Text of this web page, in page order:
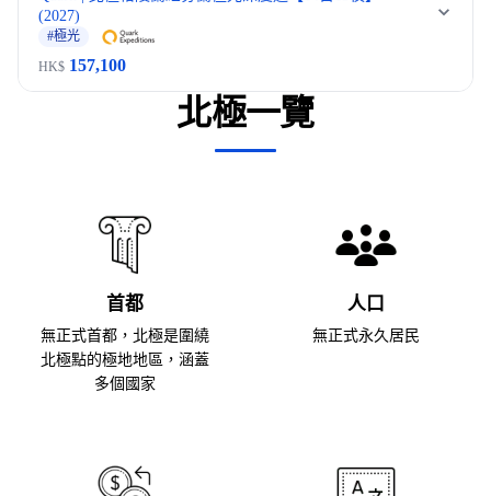
(2027)
#極光
HK$ 157,100
北極一覽
首都
無正式首都，北極是圍繞
北極點的極地地區，涵蓋
多個國家
人口
無正式永久居民